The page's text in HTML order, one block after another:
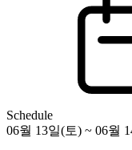
Schedule
06월 13일(토) ~ 06월